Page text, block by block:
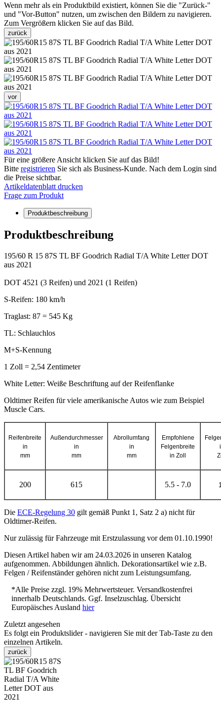
Wenn mehr als ein Produktbild existiert, können Sie die "Zurück-"
und "Vor-Button" nutzen, um zwischen den Bildern zu navigieren.
Zum Vergrößern klicken Sie auf das Bild.
zurück
vor
Für eine größere Ansicht klicken Sie auf das Bild!
Bitte registrieren Sie sich als Business-Kunde. Nach dem Login sind
die Preise sichtbar.
Artikeldatenblatt drucken
Frage zum Produkt
Produktbeschreibung
Produktbeschreibung
195/60 R 15 87S TL BF Goodrich Radial T/A White Letter DOT
aus 2021
DOT 4521 (3 Reifen) und 2021 (1 Reifen)
S-Reifen: 180 km/h
Traglast: 87 = 545 Kg
TL: Schlauchlos
M+S-Kennung
1 Zoll = 2,54 Zentimeter
White Letter: Weiße Beschriftung auf der Reifenflanke
Oldtimer Reifen für viele amerikanische Autos wie zum Beispiel
Muscle Cars.
Reifenbreite
in
mm
Außendurchmesser
in
mm
Abrollumfang
in
mm
Empfohlene
Felgenbreite
in Zoll
200 615 5.5 - 7.0
Die ECE-Regelung 30 gilt gemäß Punkt 1, Satz 2 a) nicht für
Oldtimer-Reifen.
Nur zulässig für Fahrzeuge mit Erstzulassung vor dem 01.10.1990!
Diesen Artikel haben wir am 24.03.2026 in unseren Katalog
aufgenommen. Abbildungen ähnlich. Dekorationsartikel wie z.B.
Felgen / Reifenständer gehören nicht zum Leistungsumfang.
*Alle Preise zzgl. 19% Mehrwertsteuer. Versandkostenfrei
innerhalb Deutschlands. Ggf. Inselzuschlag. Übersicht
Europäisches Ausland hier
Zuletzt angesehen
Es folgt ein Produktslider - navigieren Sie mit der Tab-Taste zu den
einzelnen Artikeln.
zurück